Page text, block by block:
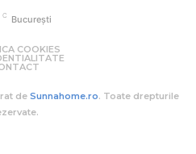
C București
COOKIES
de Sunnahome.ro. Toate drepturile